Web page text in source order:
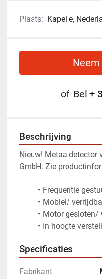
Plaats: Kapelle,
of Bel +
Beschrijving
Nieuw! Metaaldetector
GmbH. Zie
Frequentie
Mobiel/
Motor gesloten/
In hoogte
Specificaties
Fabrikant